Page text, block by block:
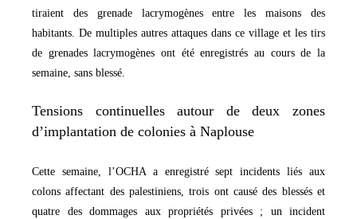
tiraient des grenade lacrymogènes entre les maisons des
habitants. De multiples autres attaques dans ce village et les tirs
de grenades lacrymogènes ont été enregistrés au cours de la
semaine, sans blessé.
Tensions continuelles autour de deux zones
d’implantation de colonies à Naplouse
Cette semaine, l’OCHA a enregistré sept incidents liés aux
colons affectant des palestiniens, trois ont causé des blessés et
quatre des dommages aux propriétés privées ; un incident